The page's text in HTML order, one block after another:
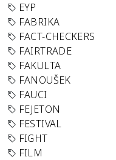
EYP
FABRIKA
FACT-CHECKERS
FAIRTRADE
FAKULTA
FANOUŠEK
FAUCI
FEJETON
FESTIVAL
FIGHT
FILM